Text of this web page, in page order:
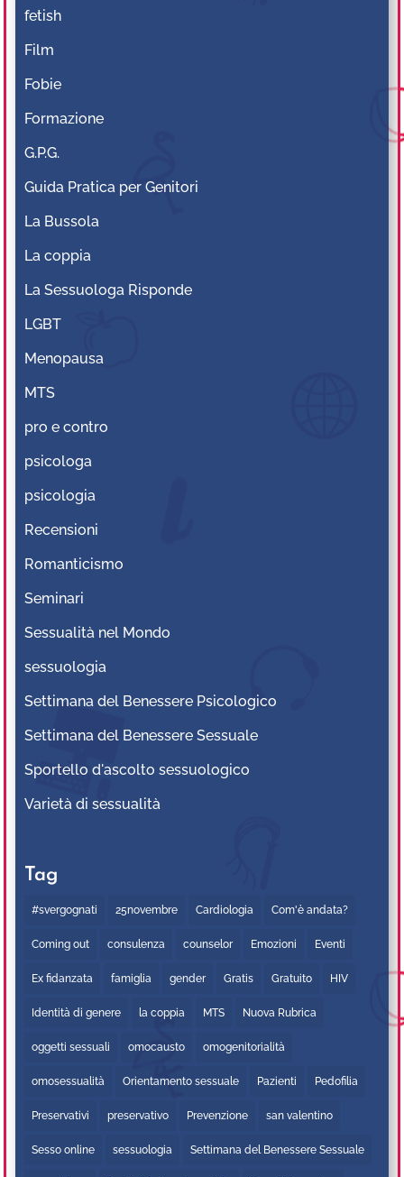
fetish
Film
Fobie
Formazione
G.P.G.
Guida Pratica per Genitori
La Bussola
La coppia
La Sessuologa Risponde
LGBT
Menopausa
MTS
pro e contro
psicologa
psicologia
Recensioni
Romanticismo
Seminari
Sessualità nel Mondo
sessuologia
Settimana del Benessere Psicologico
Settimana del Benessere Sessuale
Sportello d'ascolto sessuologico
Varietà di sessualità
Tag
#svergognati 25novembre Cardiologia Com'è andata?
Coming out consulenza counselor Emozioni Eventi
Ex fidanzata famiglia gender Gratis Gratuito HIV
Identità di genere la coppia MTS Nuova Rubrica
oggetti sessuali omocausto omogenitorialità
omosessualità Orientamento sessuale Pazienti Pedofilia
Preservativi preservativo Prevenzione san valentino
Sesso online sessuologia Settimana del Benessere Sessuale